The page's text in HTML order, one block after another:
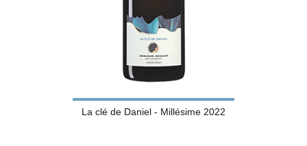
La clé de Daniel - Millésime 2022